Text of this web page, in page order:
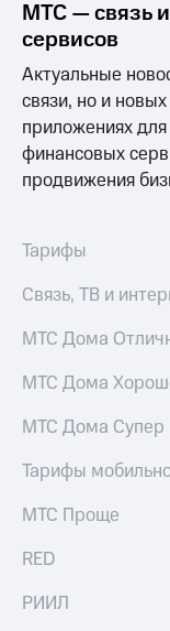
МТС
Интервью
спикера
и акционерам
МТС — связь
сервисов
Актуальные
связи, но и
приложениях
финансовых
продвижения
Тарифы
Связь, ТВ и
МТС Дома
МТС Дома
МТС Дома Супер
Тарифы
МТС Проще
RED
РИИЛ